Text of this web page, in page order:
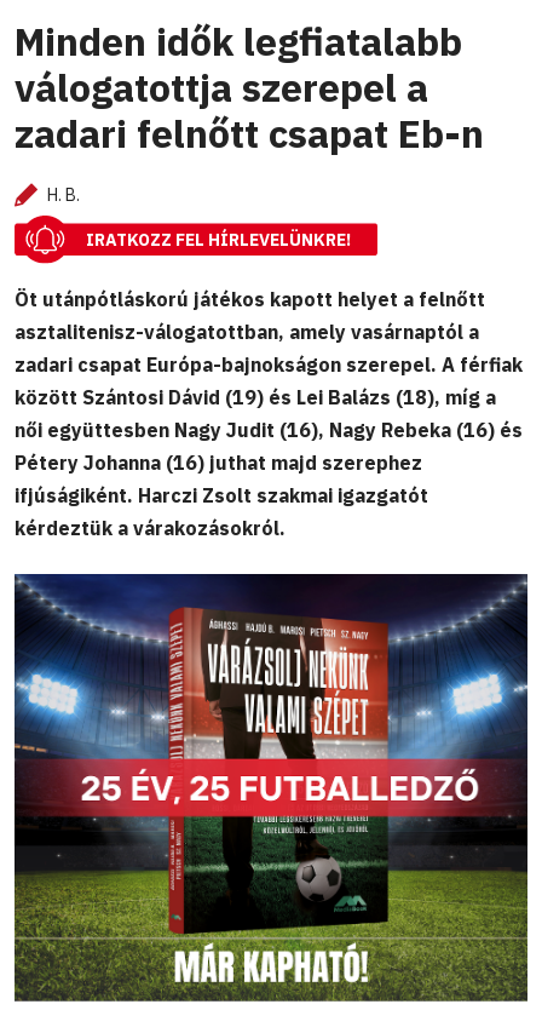
Minden idők legfiatalabb
válogatottja szerepel a
zadari felnőtt csapat Eb-n
H. B.
IRATKOZZ FEL HÍRLEVELÜNKRE!
Öt utánpótláskorú játékos kapott helyet a felnőtt
asztalitenisz-válogatottban, amely vasárnaptól a
zadari csapat Európa-bajnokságon szerepel. A férfiak
között Szántosi Dávid (19) és Lei Balázs (18), míg a
női együttesben Nagy Judit (16), Nagy Rebeka (16) és
Pétery Johanna (16) juthat majd szerephez
ifjúságiként. Harczi Zsolt szakmai igazgatót
kérdeztük a várakozásokról.